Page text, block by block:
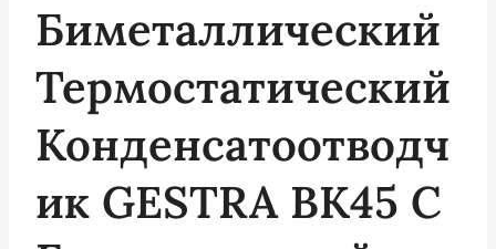
Биметаллический
Термостатический
Конденсатоотводч
Ик GESTRA BK45 С